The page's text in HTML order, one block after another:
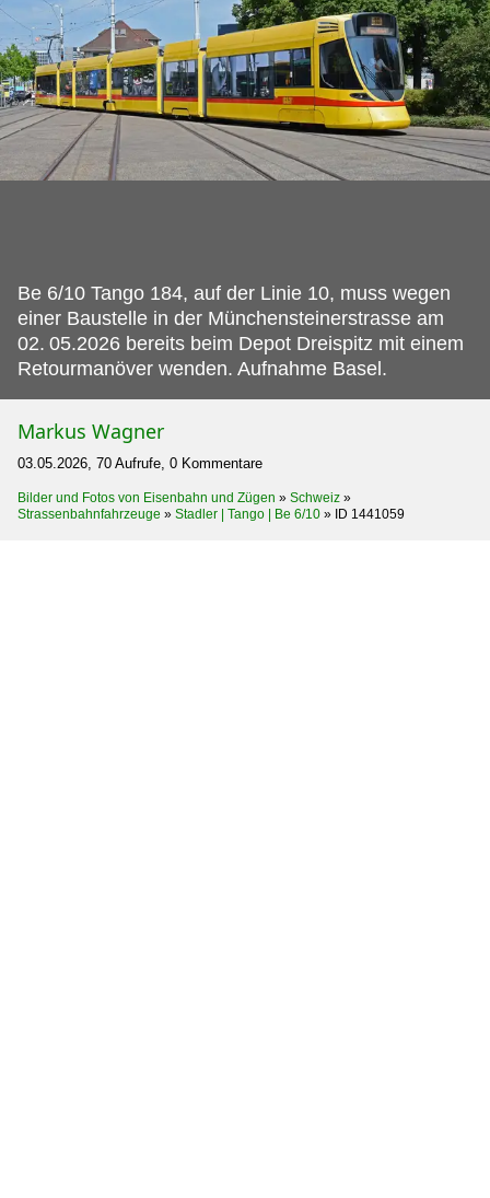
Be 6/10 Tango 184, auf der Linie 10, muss wegen
einer Baustelle in der Münchensteinerstrasse am
02. 05.2026 bereits beim Depot Dreispitz mit einem
Retourmanöver wenden. Aufnahme Basel.
Markus Wagner
03.05.2026, 70 Aufrufe, 0 Kommentare
Bilder und Fotos von Eisenbahn und Zügen » Schweiz »
Strassenbahnfahrzeuge » Stadler | Tango | Be 6/10 » ID 1441059